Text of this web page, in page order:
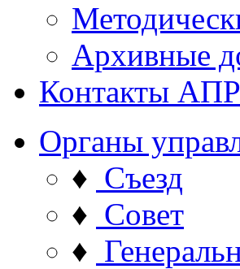
Архивные
Контакты АПР
Органы
♦ Съезд
♦ Совет
♦